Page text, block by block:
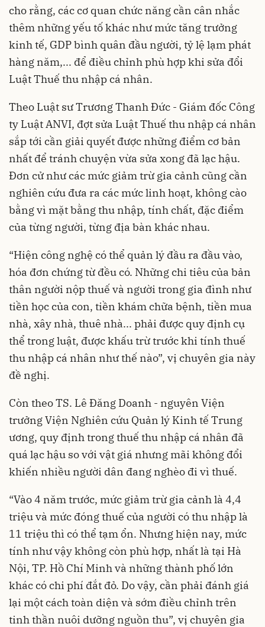
cho rằng, các cơ quan chức năng cần cân nhắc
thêm những yếu tố khác như mức tăng trưởng
kinh tế, GDP bình quân đầu người, tỷ lệ lạm phát
hàng năm,... để điều chỉnh phù hợp khi sửa đổi
Luật Thuế thu nhập cá nhân.
Theo Luật sư Trương Thanh Đức - Giám đốc Công
ty Luật ANVI, đợt sửa Luật Thuế thu nhập cá nhân
sắp tới cần giải quyết được những điểm cơ bản
nhất để tránh chuyện vừa sửa xong đã lạc hậu.
Đơn cử như các mức giảm trừ gia cảnh cũng cần
nghiên cứu đưa ra các mức linh hoạt, không cào
bằng vì mặt bằng thu nhập, tính chất, đặc điểm
của từng người, từng địa bàn khác nhau.
“Hiện công nghệ có thể quản lý đầu ra đầu vào,
hóa đơn chứng từ đều có. Những chi tiêu của bản
thân người nộp thuế và người trong gia đình như
tiền học của con, tiền khám chữa bệnh, tiền mua
nhà, xây nhà, thuê nhà... phải được quy định cụ
thể trong luật, được khấu trừ trước khi tính thuế
thu nhập cá nhân như thế nào”, vị chuyên gia này
đề nghị.
Còn theo TS. Lê Đăng Doanh - nguyên Viện
trưởng Viện Nghiên cứu Quản lý Kinh tế Trung
ương, quy định trong thuế thu nhập cá nhân đã
quá lạc hậu so với vật giá nhưng mãi không đổi
khiến nhiều người dân đang nghèo đi vì thuế.
“Vào 4 năm trước, mức giảm trừ gia cảnh là 4,4
triệu và mức đóng thuế của người có thu nhập là
11 triệu thì có thể tạm ổn. Nhưng hiện nay, mức
tính như vậy không còn phù hợp, nhất là tại Hà
Nội, TP. Hồ Chí Minh và những thành phố lớn
khác có chi phí đắt đỏ. Do vậy, cần phải đánh giá
lại một cách toàn diện và sớm điều chỉnh trên
tinh thần nuôi dưỡng nguồn thu”, vị chuyên gia